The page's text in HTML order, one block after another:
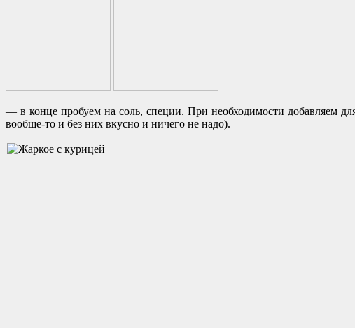
— в конце пробуем на соль, специи. При необходимости добавляем
вообще-то и без них вкусно и ничего не надо).